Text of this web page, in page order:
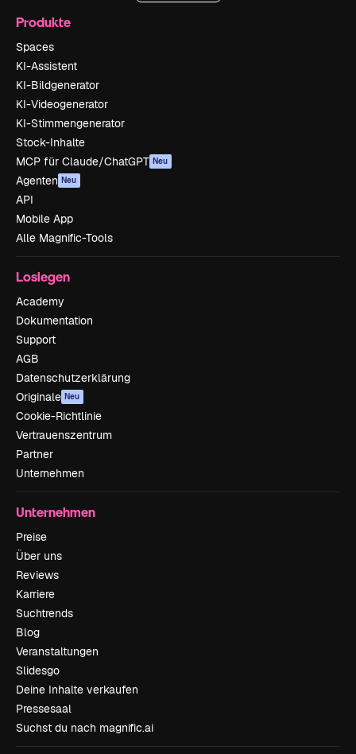
Produkte
Spaces
KI-Assistent
KI-Bildgenerator
KI-Videogenerator
KI-Stimmengenerator
Stock-Inhalte
MCP für Claude/ChatGPT Neu
Agenten Neu
API
Mobile App
Alle Magnific-Tools
Loslegen
Academy
Dokumentation
Support
AGB
Datenschutzerklärung
Originale Neu
Cookie-Richtlinie
Vertrauenszentrum
Partner
Unternehmen
Unternehmen
Preise
Über uns
Reviews
Karriere
Suchtrends
Blog
Veranstaltungen
Slidesgo
Deine Inhalte verkaufen
Pressesaal
Suchst du nach magnific.ai